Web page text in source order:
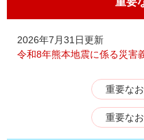
2026年7月31日更新
令和8年熊本地震に係る災害
重要な
重要な